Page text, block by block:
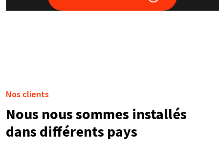
Nos clients
Nous nous sommes installés
dans différents pays